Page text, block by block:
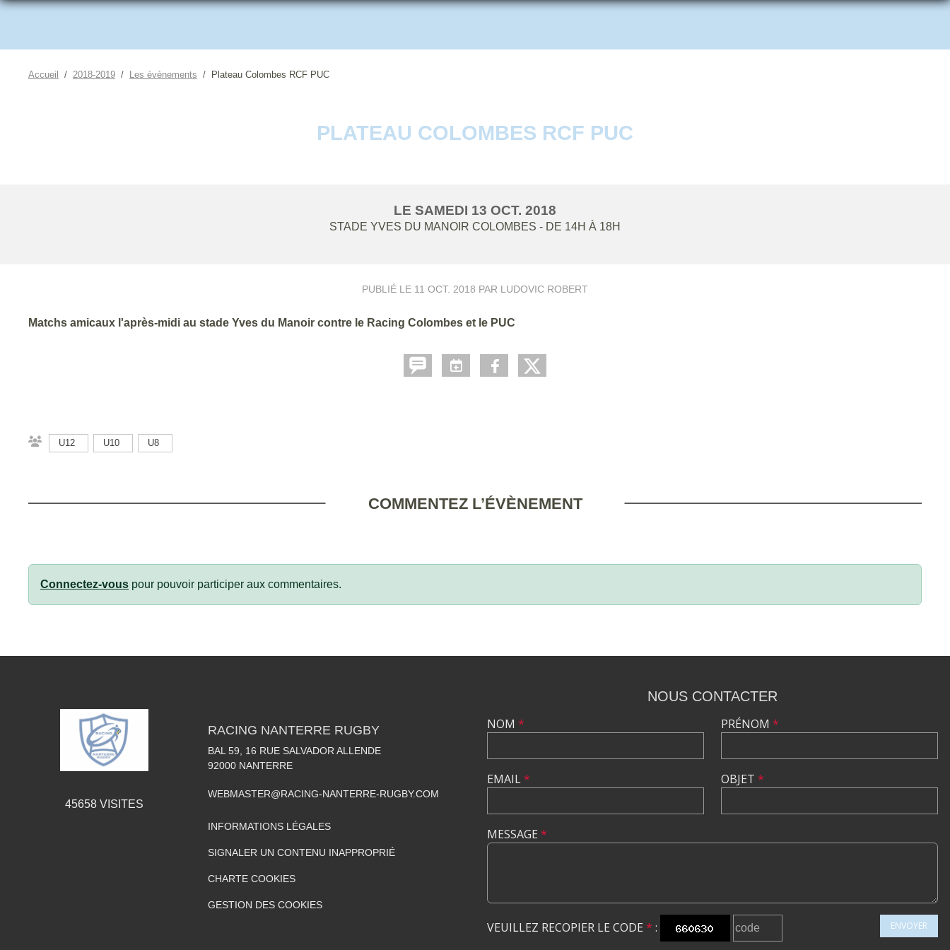
Accueil 2018-2019 Les évènements Plateau Colombes RCF PUC
PLATEAU COLOMBES RCF PUC
LE SAMEDI 13 OCT. 2018
STADE YVES DU MANOIR COLOMBES - DE 14H À 18H
PUBLIÉ LE 11 OCT. 2018 PAR LUDOVIC ROBERT
Matchs amicaux l'après-midi au stade Yves du Manoir contre le Racing Colombes et le PUC
U12 U10 U8
COMMENTEZ L’ÉVÈNEMENT
Connectez-vous pour pouvoir participer aux commentaires.
45658VISITES
RACING NANTERRE RUGBY
BAL 59, 16 RUE SALVADOR ALLENDE
92000 NANTERRE
WEBMASTER@RACING-NANTERRE-RUGBY.COM
INFORMATIONS LÉGALES
SIGNALER UN CONTENU INAPPROPRIÉ
CHARTE COOKIES
GESTION DES COOKIES
NOUS CONTACTER
NOM *
EMAIL*
PRÉNOM *
OBJET *
MESSAGE *
VEUILLEZ RECOPIER LE CODE * : ENVOYER